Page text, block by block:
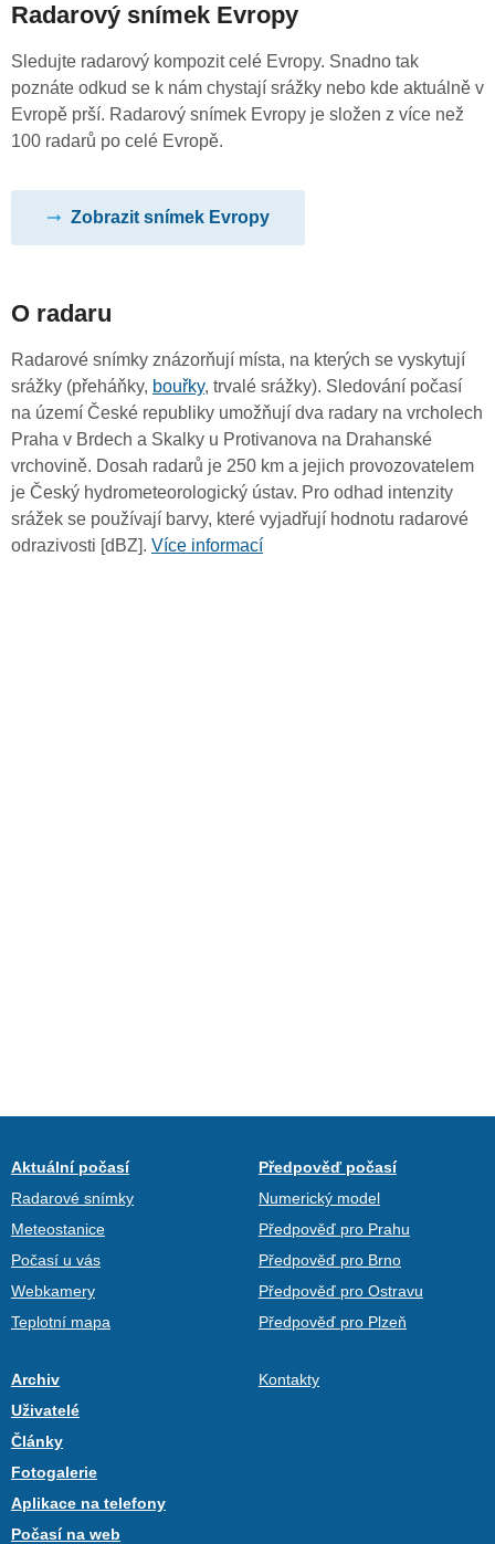
Radarový snímek Evropy
Sledujte radarový kompozit celé Evropy. Snadno tak
poznáte odkud se k nám chystají srážky nebo kde aktuálně v
Evropě prší. Radarový snímek Evropy je složen z více než
100 radarů po celé Evropě.
Zobrazit snímek Evropy
O radaru
Radarové snímky znázorňují místa, na kterých se vyskytují
srážky (přeháňky, bouřky, trvalé srážky). Sledování počasí
na území České republiky umožňují dva radary na vrcholech
Praha v Brdech a Skalky u Protivanova na Drahanské
vrchovině. Dosah radarů je 250 km a jejich provozovatelem
je Český hydrometeorologický ústav. Pro odhad intenzity
srážek se používají barvy, které vyjadřují hodnotu radarové
odrazivosti [dBZ]. Více informací
Aktuální počasí
Radarové snímky
Meteostanice
Počasí u vás
Webkamery
Teplotní mapa
Předpověď počasí
Numerický model
Předpověď pro Prahu
Předpověď pro Brno
Předpověď pro Ostravu
Předpověď pro Plzeň
Archiv
Uživatelé
Články
Fotogalerie
Aplikace na telefony
Počasí na web
Kontakty